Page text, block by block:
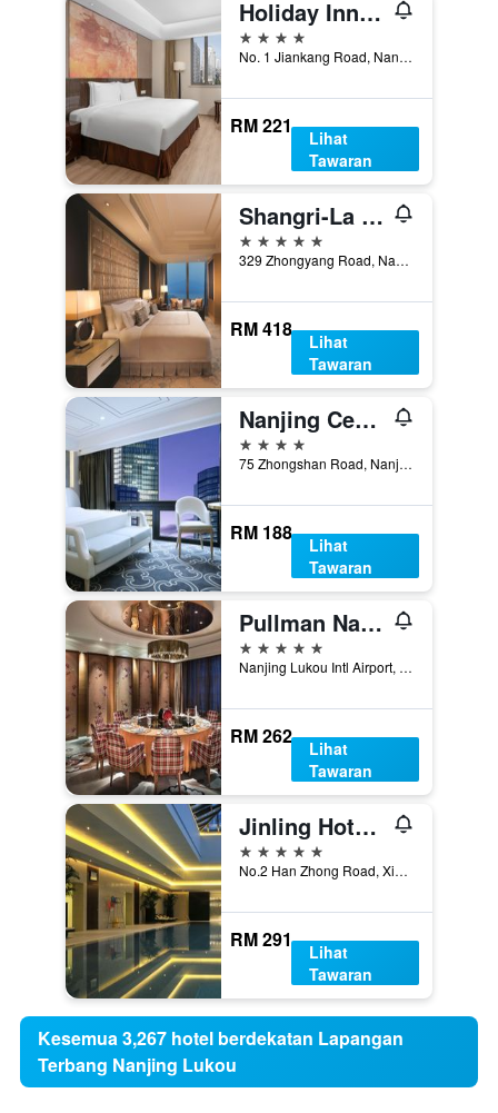
Holiday Inn Nanjing Aqua City By IHG
4 bintang
No. 1 Jiankang Road, Nanjing, Cina
RM 221
Lihat
Tawaran
Shangri-La Nanjing
5 bintang
329 Zhongyang Road, Nanjing, Cina
RM 418
Lihat
Tawaran
Nanjing Central Hotel
4 bintang
75 Zhongshan Road, Nanjing, Cina
RM 188
Lihat
Tawaran
Pullman Nanjing Lukou Airport
5 bintang
Nanjing Lukou Intl Airport, Nanjing, Cina
RM 262
Lihat
Tawaran
Jinling Hotel Nanjing
5 bintang
No.2 Han Zhong Road, Xin Jie Kou Square, Nanjing, Cina
RM 291
Lihat
Tawaran
Kesemua 3,267 hotel berdekatan Lapangan
Terbang Nanjing Lukou